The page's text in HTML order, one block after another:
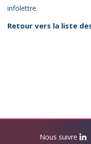
infolettre.
Retour vers la liste
Nous suivre